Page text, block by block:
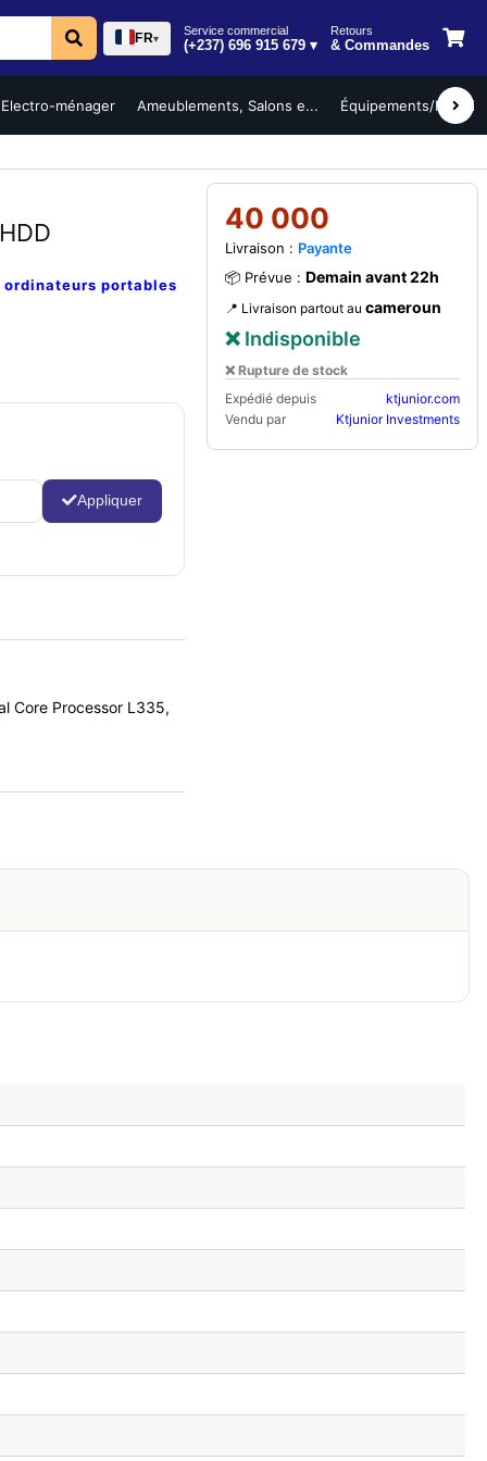
FR▾
Service commercial
(+237) 696 915 679 ▾
Retours
& Commandes
Electro-ménager Ameublements, Salons e... Équipements/
ordinateurs portables
Appliquer
Core Processor L335,
40 000
Livraison : Payante
📦 Prévue : Demain avant 22h
📍 Livraison partout au cameroun
❌ Indisponible
❌ Rupture de stock
Expédié depuis
ktjunior.com
Vendu par
Ktjunior Investments